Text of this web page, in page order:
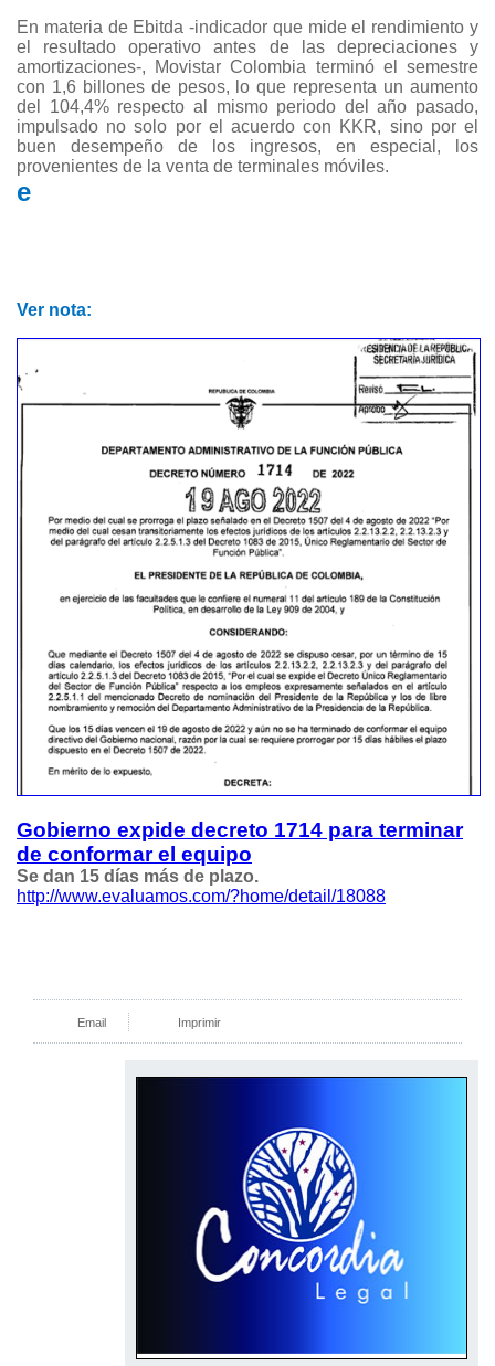
En materia de Ebitda -indicador que mide el rendimiento y
el resultado operativo antes de las depreciaciones y
amortizaciones-, Movistar Colombia terminó el semestre
con 1,6 billones de pesos, lo que representa un aumento
del 104,4% respecto al mismo periodo del año pasado,
impulsado no solo por el acuerdo con KKR, sino por el
buen desempeño de los ingresos, en especial, los
provenientes de la venta de terminales móviles.
e
Ver nota:
Gobierno expide decreto 1714 para terminar
de conformar el equipo
Se dan 15 días más de plazo.
http://www.evaluamos.com/?home/detail/18088
Email Imprimir